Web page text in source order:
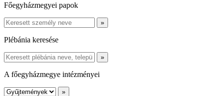
Főegyházmegyei papok
Plébánia keresése
A főegyházmegye intézményei